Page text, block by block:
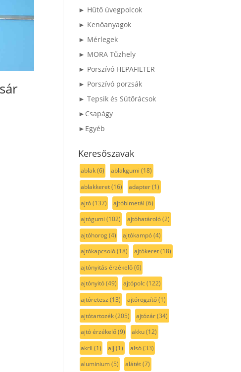
► Hűtő üvegpolcok
► Kenőanyagok
► Mérlegek
► MORA Tűzhely
► Porszívó HEPAFILTER
► Porszívó porzsák
► Tepsik és Sütőrácsok
►Csapágy
►Egyéb
Keresőszavak
ablak(6) ablakgumi (18)
ablakkeret(16) adapter(1)
ajtó(137) ajtóbimetál (6)
ajtógumi (102) ajtóhatároló(2)
ajtóhorog(4) ajtókampó(4)
ajtókapcsoló(18) ajtókeret(18)
ajtónyitás érzékelő(6)
ajtónyitó(49) ajtópolc(122)
ajtóretesz (13) ajtórögzítő(1)
ajtótartozék(205) ajtózár(34)
ajtó érzékelő(9) akku(12)
akril (1) alj (1) alsó(33)
aluminium(5) alátét(7)